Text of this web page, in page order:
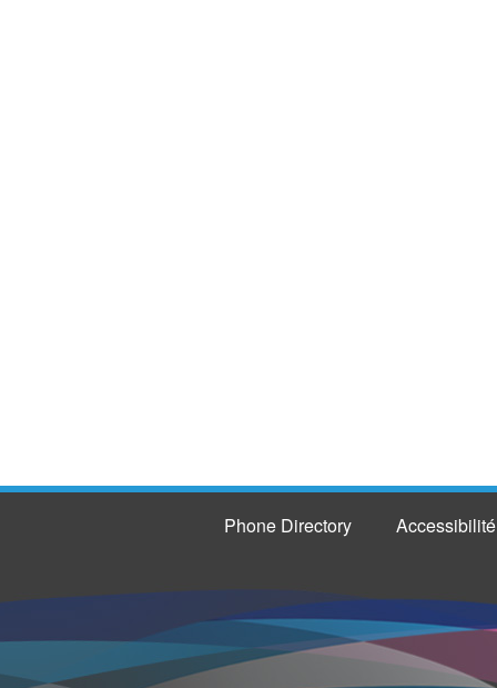
Phone Directory Accessibilité